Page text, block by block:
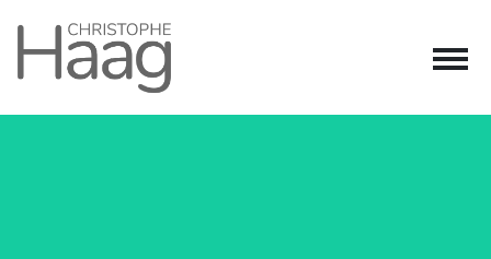
Navigation principale